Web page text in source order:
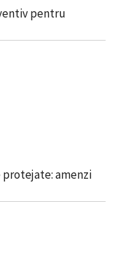
pentru
amenzi